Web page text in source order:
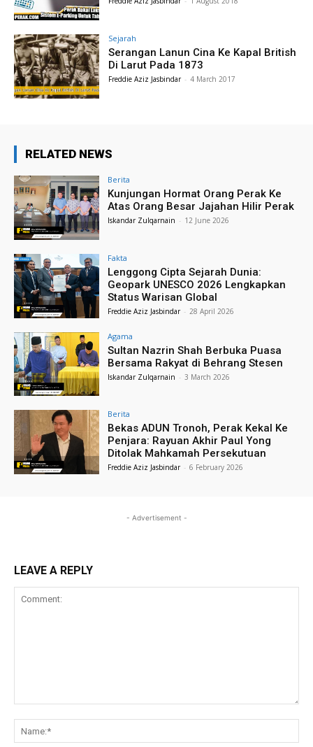
Sejarah
Serangan Lanun Cina Ke Kapal British
Di Larut Pada 1873
Freddie Aziz Jasbindar - 4 March 2017
RELATED NEWS
Berita
Kunjungan Hormat Orang Perak Ke
Atas Orang Besar Jajahan Hilir Perak
Iskandar Zulqarnain - 12 June 2026
Fakta
Lenggong Cipta Sejarah Dunia:
Geopark UNESCO 2026 Lengkapkan
Status Warisan Global
Freddie Aziz Jasbindar - 28 April 2026
Agama
Sultan Nazrin Shah Berbuka Puasa
Bersama Rakyat di Behrang Stesen
Iskandar Zulqarnain - 3 March 2026
Berita
Bekas ADUN Tronoh, Perak Kekal Ke
Penjara: Rayuan Akhir Paul Yong
Ditolak Mahkamah Persekutuan
Freddie Aziz Jasbindar - 6 February 2026
- Advertisement -
LEAVE A REPLY